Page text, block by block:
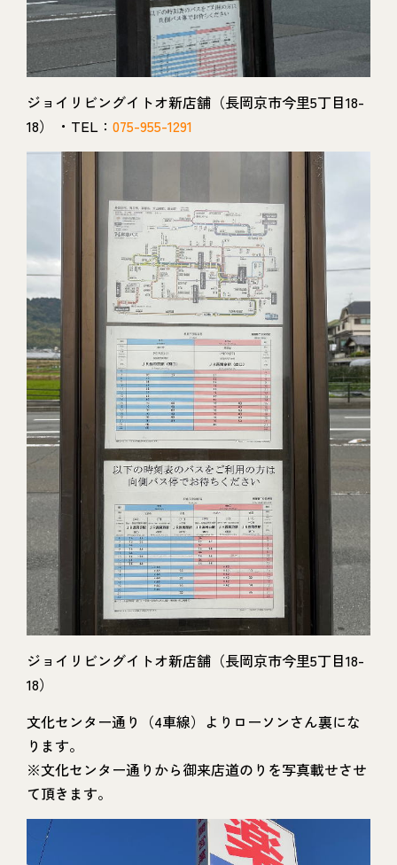
ジョイリビングイトオ新店舗（長岡京市今里5丁目18-
18） ・TEL： 075-955-1291
ジョイリビングイトオ新店舗（長岡京市今里5丁目18-
18）
文化センター通り（4車線）よりローソンさん裏にな
ります。
※文化センター通りから御来店道のりを写真載せさせ
て頂きます。